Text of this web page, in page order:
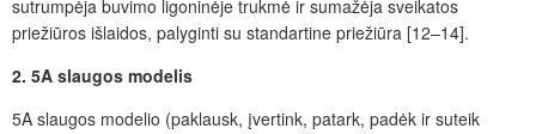
sutrumpėja buvimo ligoninėje trukmė ir sumažėja sveikatos
priežiūros išlaidos, palyginti su standartine priežiūra [12–14].
2. 5A slaugos modelis
5A slaugos modelio (paklausk, įvertink, patark, padėk ir suteik